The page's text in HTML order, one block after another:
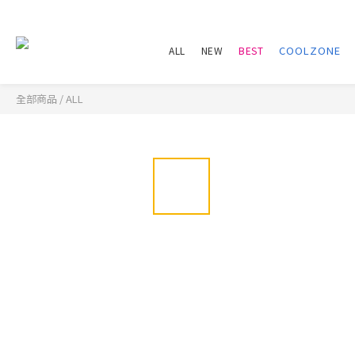
ALL NEW BEST
全部商品 /ALL